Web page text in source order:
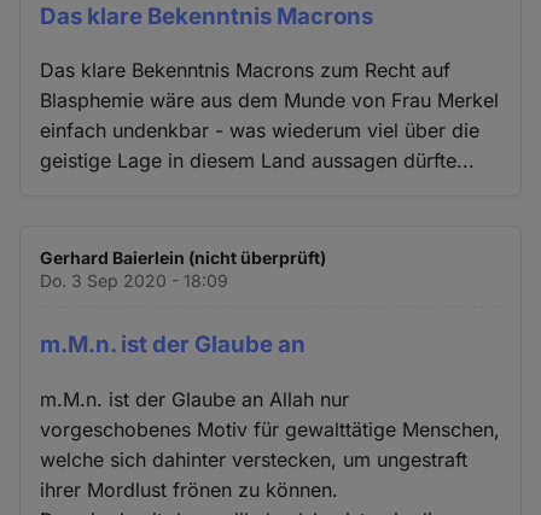
Das klare Bekenntnis Macrons
Das klare Bekenntnis Macrons zum Recht auf
Blasphemie wäre aus dem Munde von Frau Merkel
einfach undenkbar - was wiederum viel über die
geistige Lage in diesem Land aussagen dürfte...
Gerhard Baierlein (nicht überprüft)
Do. 3 Sep 2020 - 18:09
m.M.n. ist der Glaube an
m.M.n. ist der Glaube an Allah nur
vorgeschobenes Motiv für gewalttätige Menschen,
welche sich dahinter verstecken, um ungestraft
ihrer Mordlust frönen zu können.